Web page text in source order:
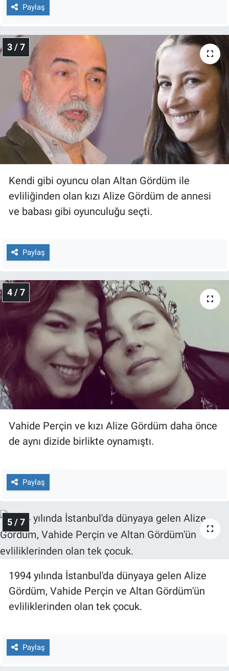
Paylaş
3 / 7
Kendi gibi oyuncu olan Altan Gördüm ile
evliliğinden olan kızı Alize Gördüm de annesi
ve babası gibi oyunculuğu seçti.
Paylaş
4 / 7
Vahide Perçin ve kızı Alize Gördüm daha önce
de aynı dizide birlikte oynamıştı.
Paylaş
5 / 7
1994 yılında İstanbul'da dünyaya gelen Alize
Gördüm, Vahide Perçin ve Altan Gördüm'ün
evliliklerinden olan tek çocuk.
Paylaş
Canlı Yayın